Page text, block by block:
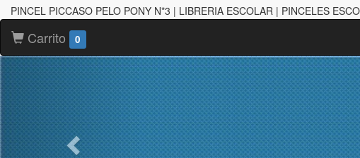
PINCEL PICCASO PELO PONY N*3 | LIBRERIA ESCOLAR | PINCELES
Carrito 0